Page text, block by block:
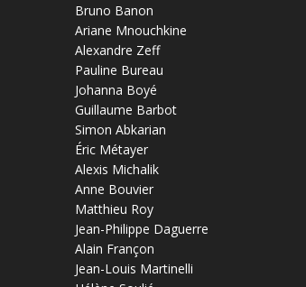
Bruno Banon
Ariane Mnouchkine
Alexandre Zeff
Pauline Bureau
Johanna Boyé
Guillaume Barbot
Simon Abkarian
Éric Métayer
Alexis Michalik
Anne Bouvier
Matthieu Roy
Jean-Philippe Daguerre
Alain Françon
Jean-Louis Martinelli